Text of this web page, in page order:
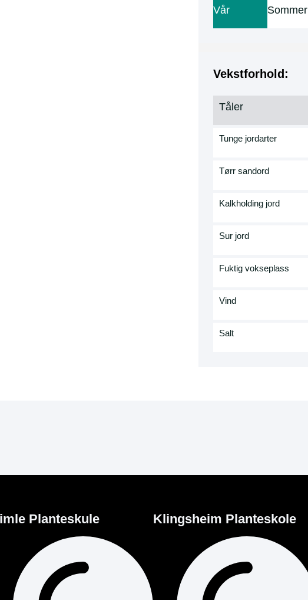
Vår Sommer
Vekstforhold:
Tåler
Tunge jordarter
Tørr sandord
Kalkholding jord
Sur jord
Fuktig vokseplass
Vind
Salt
Planteskule Klingsheim Planteskole